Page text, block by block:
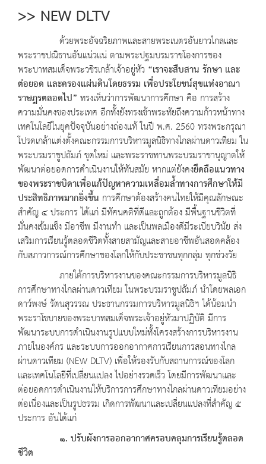
>> NEW DLTV
ด้วยพระอัจฉริยภาพและสายพระเนตรอันยาวไกลและ
พระราชปณิธานอันแน่วแน่ ตามพระปฐมบรมราชโองการของ
พระบาทสมเด็จพระวชิรเกล้าเจ้าอยู่หัว “เราจะสืบสาน รักษา และ
ต่อยอด และครองแผ่นดินโดยธรรม เพื่อประโยชน์สุขแห่งอาณา
ราษฎรตลอดไป” ทรงเห็นว่าการพัฒนาการศึกษา คือ การสร้าง
ความมั่นคงของประเทศ อีกทั้งยังทรงเข้าพระทัยถึงความก้าวหน้าทาง
เทคโนโลยีในยุคปัจจุบันอย่างถ่องแท้ ในปี พ.ศ. 2560 ทรงพระกรุณา
โปรดเกล้าแต่งตั้งคณะกรรมการบริหารมูลนิธิทางไกลผ่านดาวเทียม ใน
พระบรมราชูปถัมภ์ ชุดใหม่ และพระราชทานพระบรมราชานุญาตให้
พัฒนาต่อยอดการดำเนินงานให้ทันสมัย หากแต่ยังคงยึดถือแนวทาง
ของพระราชบิดาเพื่อแก้ปัญหาความเหลื่อมล้ำทางการศึกษาให้มี
ประสิทธิภาพมากยิ่งขึ้น การศึกษาต้องสร้างคนไทยให้มีคุณลักษณะ
สำคัญ ๔ ประการ ได้แก่ มีทัศนคติที่ดีและถูกต้อง มีพื้นฐานชีวิตที่
มั่นคงเข้มแข็ง มีอาชีพ มีงานทำ และเป็นพลเมืองดีมีระเบียบวินัย ส่ง
เสริมการเรียนรู้ตลอดชีวิตทั้งสายสามัญและสายอาชีพอันสอดคล้อง
กับสภาวการณ์การศึกษาของโลกให้กับประชาชนทุกกลุ่ม ทุกช่วงวัย
ภายใต้การบริหารงานของคณะกรรมการบริหารมูลนิธิ
การศึกษาทางไกลผ่านดาวเทียม ในพระบรมราชูปถัมภ์ นำโดยพลเอก
ดาว์พงษ์ รัตนสุวรรณ ประธานกรรมการบริหารมูลนิธิฯ ได้น้อมนำ
พระราโชบายของพระบาทสมเด็จพระเจ้าอยู่หัวมาปฏิบัติ มีการ
พัฒนาระบบการดำเนินงานรูปแบบใหม่ทั้งโครงสร้างการบริหารงาน
ภายในองค์กร และระบบการออกอากาศการเรียนการสอนทางไกล
ผ่านดาวเทียม (NEW DLTV) เพื่อให้รองรับกับสถานการณ์ของโลก
และเทคโนโลยีที่เปลี่ยนแปลง ไปอย่างรวดเร็ว โดยมีการพัฒนาและ
ต่อยอดการดำเนินงานให้บริการการศึกษาทางไกลผ่านดาวเทียมอย่าง
ต่อเนื่องและเป็นรูปธรรม เกิดการพัฒนาและเปลี่ยนแปลงที่สำคัญ ๕
ประการ อันได้แก่
๑. ปรับผังการออกอากาศครอบคลุมการเรียนรู้ตลอด
ชีวิต